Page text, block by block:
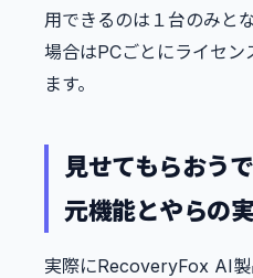
用できるのは１台のみと
場合はPCごとにライセン
ます。
見せてもらおう
元機能とやらの
実際にRecoveryFox AI